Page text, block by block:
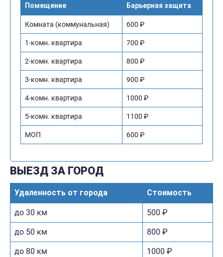
Помещение Барьерная защита
Комната (коммунальная) 600 ₽
1-комн. квартира 700 ₽
2-комн. квартира 800 ₽
3-комн. квартира 900 ₽
4-комн. квартира 1000 ₽
5-комн. квартира 1100 ₽
МОП 600 ₽
ВЫЕЗД ЗА ГОРОД
Удаленность от города Стоимость
до 30 км 500 ₽
до 50 км 800 ₽
до 80 км 1000 ₽